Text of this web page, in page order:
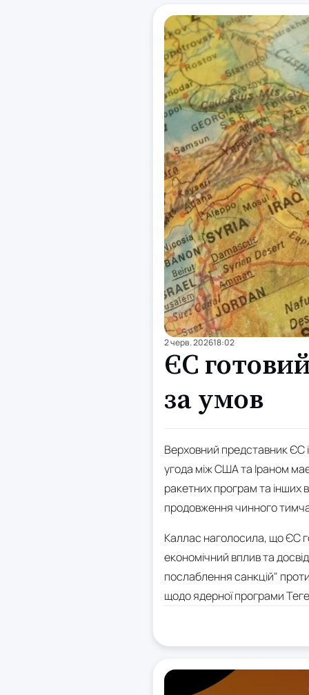
2 черв. 202618:02
ЄС
за умов
Верховний представник ЄС
угода між США та Іраном
ракетних програм та інших
продовження чинного
Каллас наголосила, що ЄС
економічний вплив та
послаблення санкцій"
щодо ядерної програми